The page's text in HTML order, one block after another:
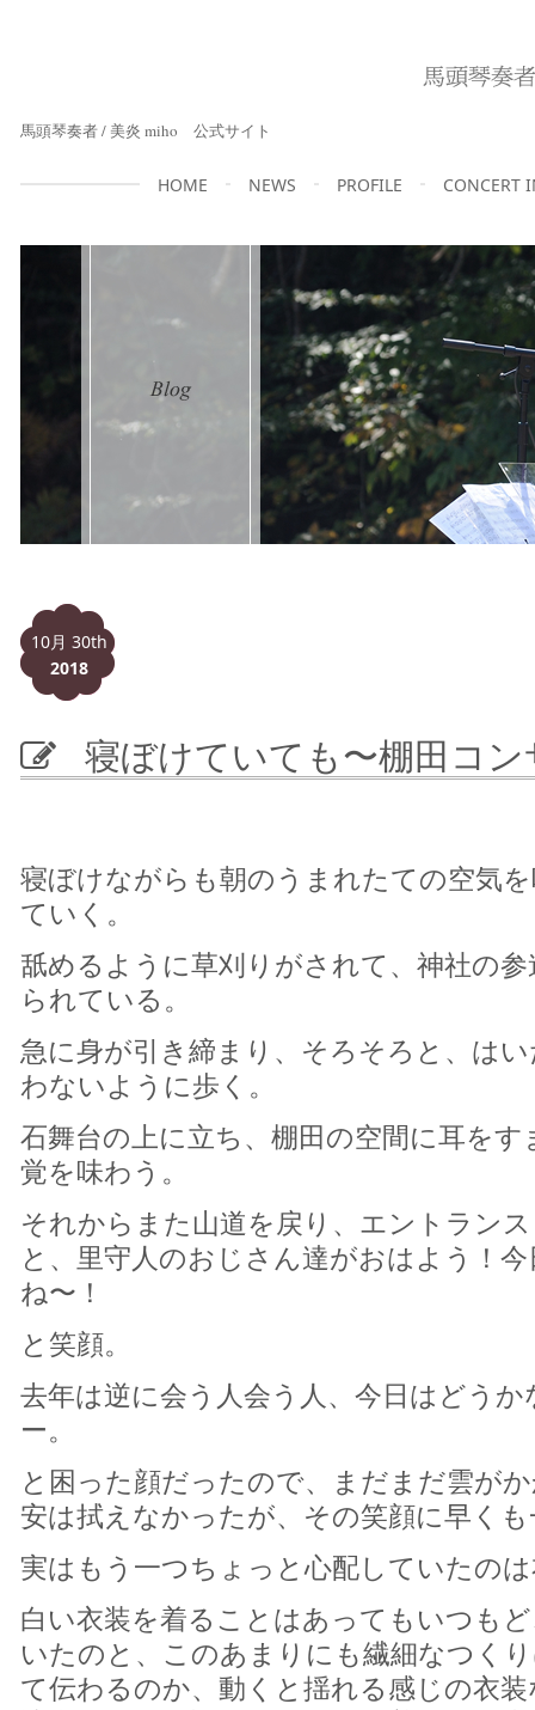
馬頭琴奏者 / 美炎 miho 公式サイト
HOME NEWS PROFILE CONCERT
10月 30th
2018
寝ぼけていても〜棚田コ
寝ぼけながらも朝のうまれたての空気
ていく。
舐めるように草刈りがされて、神社の
られている。
急に身が引き締まり、そろそろと、は
わないように歩く。
石舞台の上に立ち、棚田の空間に耳を
覚を味わう。
それからまた山道を戻り、エントラン
と、里守人のおじさん達がおはよう！
ね〜！
と笑顔。
去年は逆に会う人会う人、今日はどう
ー。
と困った顔だったので、まだまだ雲が
安は拭えなかったが、その笑顔に早く
実はもう一つちょっと心配していたの
白い衣装を着ることはあってもいつも
いたのと、このあまりにも繊細なつく
て伝わるのか、動くと揺れる感じの衣